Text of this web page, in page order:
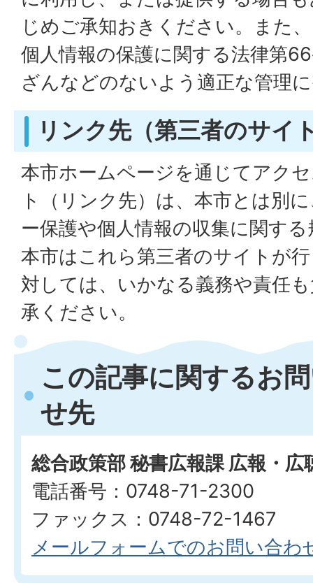
じめご承知おきください。また
個人情報の保護に関する法律第
ざんなどのないよう適正な管理
リンク先（第三者のサイ
本市ホームページを通じてアク
ト（リンク先）は、本市とは別
ー保護や個人情報の収集に関す
本市はこれら第三者のサイトが
対しては、いかなる義務や責任
承ください。
この記事に関するお
せ先
総合政策部 秘書広報課 広報・広
電話番号：0748-71-2300
ファックス：0748-72-1467
メールフォームでのお問い合わ